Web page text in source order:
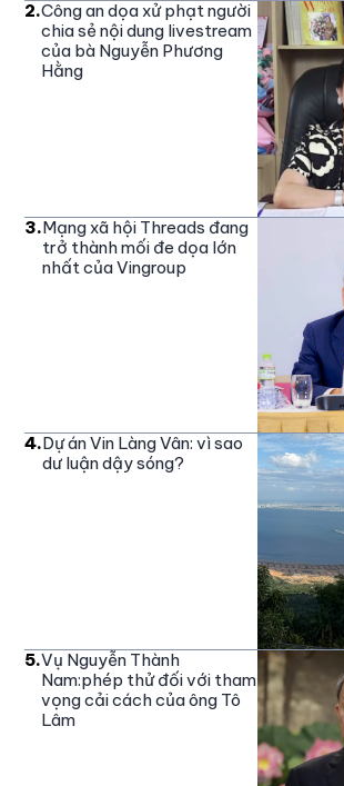
2.Công an dọa xử phạt người
chia sẻ nội dung livestream
của bà Nguyễn Phương
Hằng
3.Mạng xã hội Threads đang
trở thành mối đe dọa lớn
nhất của Vingroup
4.Dự án Vin Làng Vân: vì sao
dư luận dậy sóng?
5.Vụ Nguyễn Thành
Nam:phép thử đối với tham
vọng cải cách của ông Tô
Lâm